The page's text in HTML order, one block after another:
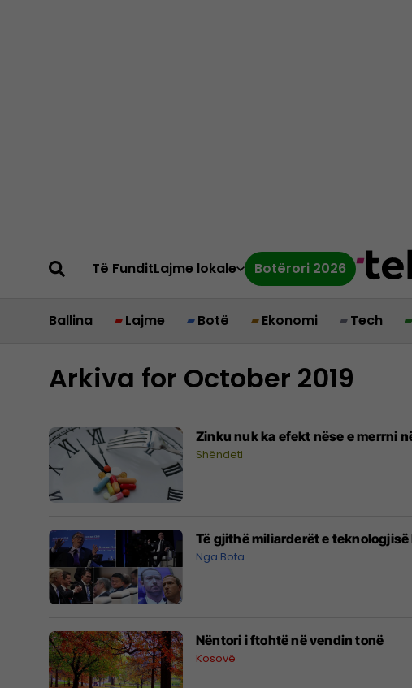
Të FunditLajme lokale Botërori 2026
Ballina Lajme Botë Ekonomi Tech
Arkiva for October 2019
Zinku nuk ka efekt nëse e merrni
Shëndeti
Të gjithë miliarderët e
Nga Bota
Nëntori i ftohtë në vendin tonë
Kosovë